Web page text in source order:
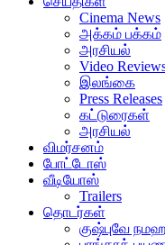
Cinema News
அக்கம் பக்கம்
அரசியல்
Video
இலங்கை
Press Releases
கட்டுரைகள்
அரசியல்
விமர்சனம்
போட்டோஸ்
வீடியோஸ்
Trailers
தொடர்கள்
குஷ்புவே நமஹ